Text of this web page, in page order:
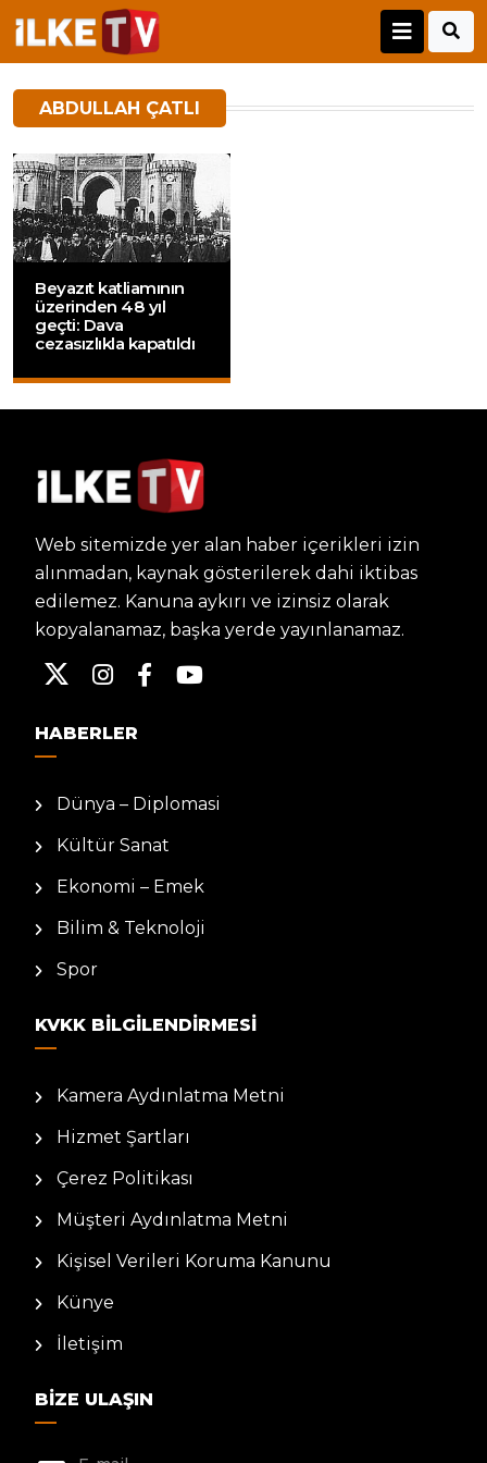
ABDULLAH ÇATLI
Beyazıt katliamının
üzerinden 48 yıl
geçti: Dava
cezasızlıkla kapatıldı
Web sitemizde yer alan haber içerikleri izin
alınmadan, kaynak gösterilerek dahi iktibas
edilemez. Kanuna aykırı ve izinsiz olarak
kopyalanamaz, başka yerde yayınlanamaz.
HABERLER
Dünya – Diplomasi
Kültür Sanat
Ekonomi – Emek
Bilim & Teknoloji
Spor
KVKK BILGILENDIRMESI
Kamera Aydınlatma Metni
Hizmet Şartları
Çerez Politikası
Müşteri Aydınlatma Metni
Kişisel Verileri Koruma Kanunu
Künye
İletişim
BIZE ULAŞIN